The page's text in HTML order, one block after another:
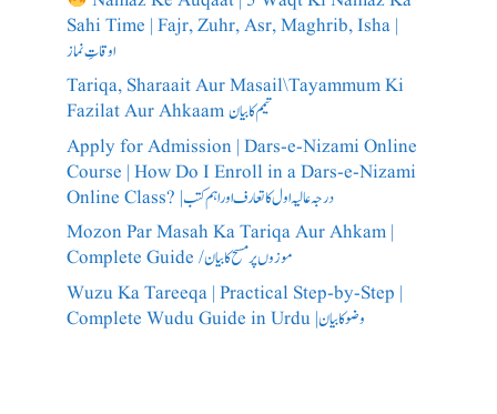
Sahi Time | Fajr, Zuhr, Asr, Maghrib, Isha |
اوقاتِ نماز
Tariqa, Sharaait Aur Masail\Tayammum Ki
Fazilat Aur Ahkaam تیمم کا بیان
Apply for Admission | Dars-e-Nizami Online
Course | How Do I Enroll in a Dars-e-Nizami
Online Class? |درجہ عالیہ اول کا تعارف اور اہم کتب
Mozon Par Masah Ka Tariqa Aur Ahkam |
Complete Guide /​موزوں پر مسح کا بیان
Wuzu Ka Tareeqa | Practical Step-by-Step |
Complete Wudu Guide in Urdu |وضو کا بیان